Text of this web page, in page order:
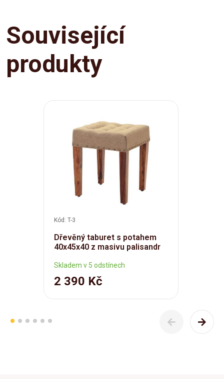
Související
produkty
Kód: T-3
Dřevěný taburet s potahem
40x45x40 z masivu palisandr
Skladem v 5 odstínech
2 390 Kč